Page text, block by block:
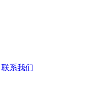
联系我们